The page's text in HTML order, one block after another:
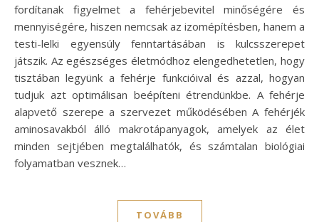
fordítanak figyelmet a fehérjebevitel minőségére és
mennyiségére, hiszen nemcsak az izomépítésben, hanem a
testi-lelki egyensúly fenntartásában is kulcsszerepet
játszik. Az egészséges életmódhoz elengedhetetlen, hogy
tisztában legyünk a fehérje funkcióival és azzal, hogyan
tudjuk azt optimálisan beépíteni étrendünkbe. A fehérje
alapvető szerepe a szervezet működésében A fehérjék
aminosavakból álló makrotápanyagok, amelyek az élet
minden sejtjében megtalálhatók, és számtalan biológiai
folyamatban vesznek…
TOVÁBB